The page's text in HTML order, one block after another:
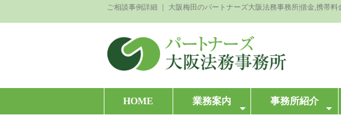
ご相談事例詳細 ｜ 大阪梅田のパートナーズ大阪法務事務所|借金,携帯
HOME 業務案内 事務所紹介